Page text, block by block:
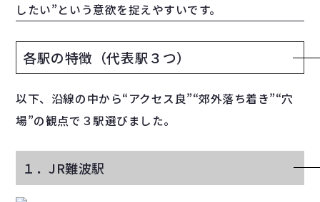
したい”という意欲を捉えやすいです。
各駅の特徴（代表駅３つ）
以下、沿線の中から“アクセス良”“郊外落ち着き”“穴
場”の観点で３駅選びました。
１．JR難波駅